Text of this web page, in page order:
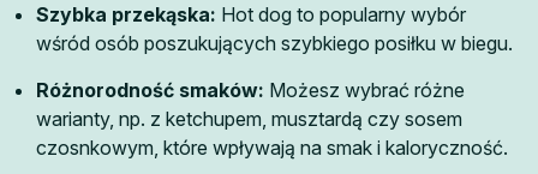
Szybka przekąska: Hot dog to popularny wybór
wśród osób poszukujących szybkiego posiłku w biegu.
Różnorodność smaków: Możesz wybrać różne
warianty, np. z ketchupem, musztardą czy sosem
czosnkowym, które wpływają na smak i kaloryczność.